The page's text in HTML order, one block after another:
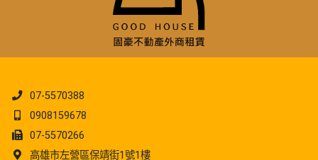
07-5570388
0908159678
07-5570266
高雄市左營區保靖街1號1樓